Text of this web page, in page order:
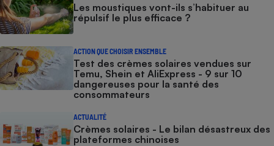
Les moustiques vont-ils s’habituer au
répulsif le plus efficace ?
ACTION QUE CHOISIR ENSEMBLE
Test des crèmes solaires vendues sur
Temu, Shein et AliExpress - 9 sur 10
dangereuses pour la santé des
consommateurs
ACTUALITÉ
Crèmes solaires - Le bilan désastreux des
plateformes chinoises